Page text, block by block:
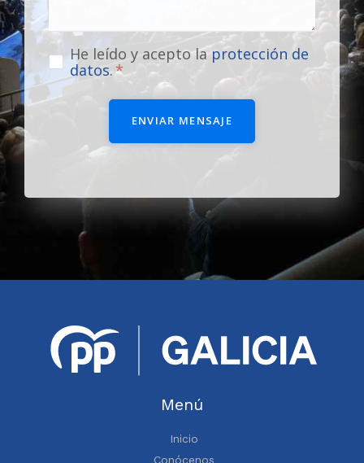
He leído y acepto la protección de
datos.
ENVIAR MENSAJE
Menú
Inicio
Conócenos